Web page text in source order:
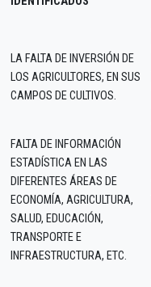
LA FALTA DE INVERSIÓN DE
LOS AGRICULTORES, EN SUS
CAMPOS DE CULTIVOS.
FALTA DE INFORMACIÓN
ESTADÍSTICA EN LAS
DIFERENTES ÁREAS DE
ECONOMÍA, AGRICULTURA,
SALUD, EDUCACIÓN,
TRANSPORTE E
INFRAESTRUCTURA, ETC.